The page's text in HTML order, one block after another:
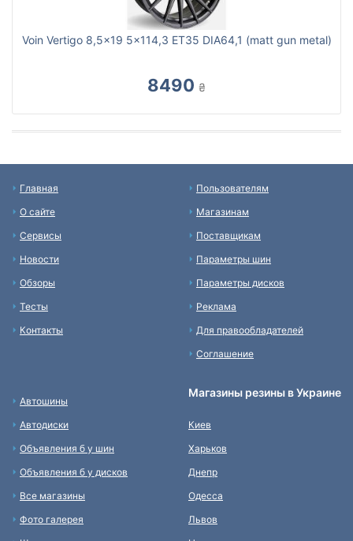
Voin Vertigo 8,5x19 5x114,3 ET35 DIA64,1 (matt gun metal)
8490 ₴
Главная
О сайте
Сервисы
Новости
Обзоры
Тесты
Контакты
Пользователям
Магазинам
Поставщикам
Параметры шин
Параметры дисков
Реклама
Для правообладателей
Соглашение
Автошины
Автодиски
Объявления б у шин
Объявления б у дисков
Все магазины
Фото галерея
Магазины резины в Украине
Киев
Харьков
Днепр
Одесса
Львов